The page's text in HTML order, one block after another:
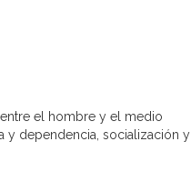
el hombre y el medio
y dependencia, socialización y